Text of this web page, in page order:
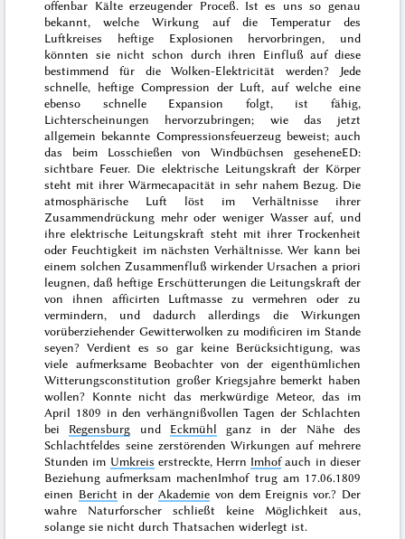
offenbar Kälte erzeugender Proceß. Ist es uns so genau
bekannt, welche Wirkung auf die Temperatur des
Luftkreises heftige Explosionen hervorbringen, und
könnten sie nicht schon durch ihren Einfluß auf diese
bestimmend für die Wolken-Elektricität werden? Jede
schnelle, heftige Compression der Luft, auf welche eine
ebenso schnelle Expansion folgt, ist fähig,
Lichterscheinungen hervorzubringen; wie das jetzt
allgemein bekannte Compressionsfeuerzeug beweist; auch
das beim Losschießen von Windbüchsen geseheneED:
sichtbare Feuer. Die elektrische Leitungskraft der Körper
steht mit ihrer Wärmecapacität in sehr nahem Bezug. Die
atmosphärische Luft löst im Verhältnisse ihrer
Zusammendrückung mehr oder weniger Wasser auf, und
ihre elektrische Leitungskraft steht mit ihrer Trockenheit
oder Feuchtigkeit im nächsten Verhältnisse. Wer kann bei
einem solchen Zusammenfluß wirkender Ursachen a priori
leugnen, daß heftige Erschütterungen die Leitungskraft der
von ihnen afficirten Luftmasse zu vermehren oder zu
vermindern, und dadurch allerdings die Wirkungen
vorüberziehender Gewitterwolken zu modificiren im Stande
seyen? Verdient es so gar keine Berücksichtigung, was
viele aufmerksame Beobachter von der eigenthümlichen
Witterungsconstitution großer Kriegsjahre bemerkt haben
wollen? Konnte nicht das merkwürdige Meteor, das im
April 1809 in den verhängnißvollenTagen der Schlachten
bei Regensburg und Eckmühl ganz in der Nähe des
Schlachtfeldes seine zerstörenden Wirkungen auf mehrere
Stunden im Umkreis erstreckte, Herrn Imhofauch in dieser
Beziehung aufmerksam machenImhof trug am 17.06.1809
einen Bericht in derAkademie von dem Ereignis vor.? Der
wahre Naturforscher schließt keine Möglichkeit aus,
solange sie nicht durch Thatsachen widerlegt ist.